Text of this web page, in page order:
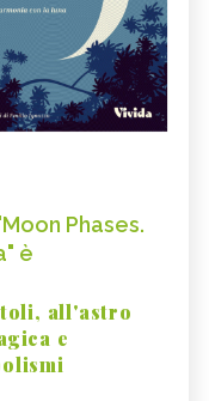
Phases.
è
all'astro
e